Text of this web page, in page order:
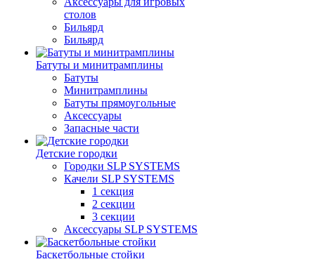
столов
Бильяpд
Бильяpд
Батуты и минитрамплины
Батуты
Минитрамплины
Батуты прямоугольные
Аксессуары
Запасные части
Детские городки
Городки SLP SYSTEMS
Качели SLP SYSTEMS
1 секция
2 секции
3 секции
Аксессуары SLP SYSTEMS
Баскетбольные стойки